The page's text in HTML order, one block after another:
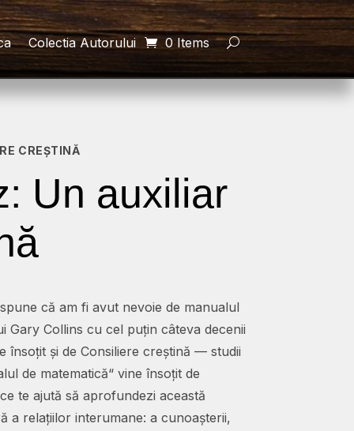
Colectia Autorului 0 Items
CREȘTINĂ
Un auxiliar
că am fi avut nevoie de manualul
Gary Collins cu cel puțin câteva decenii
însoțit și de Consiliere creștină — studii
de matematică“ vine însoțit de
te ajută să aprofundezi această
a relațiilor interumane: a cunoașterii,